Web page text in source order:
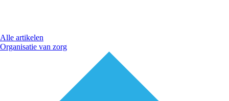
Alle artikelen
Organisatie van zorg